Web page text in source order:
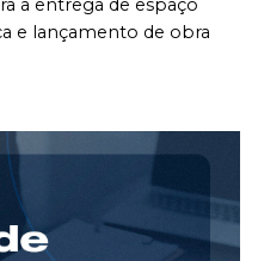
a entrega de espaço
e lançamento de obra